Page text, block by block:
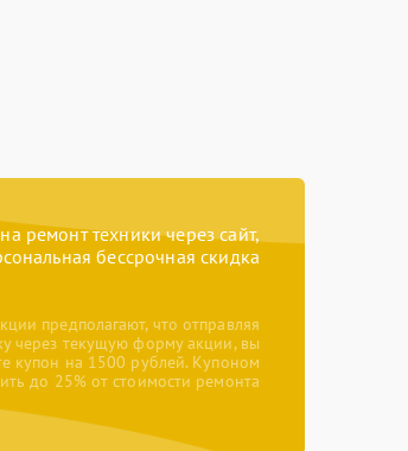
ремонт техники через сайт,
бессрочная скидка
предполагают, что отправляя
через текущую форму акции, вы
купон на 1500 рублей. Купоном
до 25% от стоимости ремонта